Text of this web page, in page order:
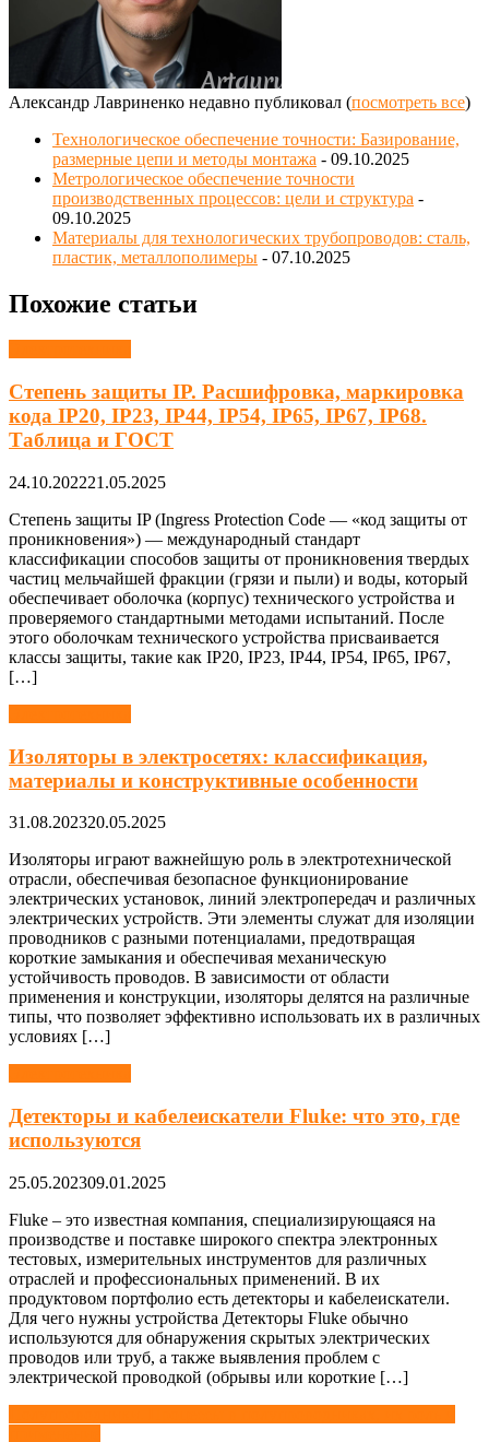
Александр Лавриненко недавно публиковал (посмотреть все)
Технологическое обеспечение точности: Базирование,
размерные цепи и методы монтажа - 09.10.2025
Метрологическое обеспечение точности
производственных процессов: цели и структура -
09.10.2025
Материалы для технологических трубопроводов: сталь,
пластик, металлополимеры - 07.10.2025
Похожие статьи
Степень защиты IP. Расшифровка, маркировка
кода IP20, IP23, IP44, IP54, IP65, IP67, IP68.
Таблица и ГОСТ
24.10.202221.05.2025
Степень защиты IP (Ingress Protection Code — «код защиты от
проникновения») — международный стандарт
классификации способов защиты от проникновения твердых
частиц мельчайшей фракции (грязи и пыли) и воды, который
обеспечивает оболочка (корпус) технического устройства и
проверяемого стандартными методами испытаний. После
этого оболочкам технического устройства присваивается
классы защиты, такие как IP20, IP23, IP44, IP54, IP65, IP67,
[…]
Изоляторы в электросетях: классификация,
материалы и конструктивные особенности
31.08.202320.05.2025
Изоляторы играют важнейшую роль в электротехнической
отрасли, обеспечивая безопасное функционирование
электрических установок, линий электропередач и различных
электрических устройств. Эти элементы служат для изоляции
проводников с разными потенциалами, предотвращая
короткие замыкания и обеспечивая механическую
устойчивость проводов. В зависимости от области
применения и конструкции, изоляторы делятся на различные
типы, что позволяет эффективно использовать их в различных
условиях […]
Детекторы и кабелеискатели Fluke: что это, где
используются
25.05.202309.01.2025
Fluke – это известная компания, специализирующаяся на
производстве и поставке широкого спектра электронных
тестовых, измерительных инструментов для различных
отраслей и профессиональных применений. В их
продуктовом портфолио есть детекторы и кабелеискатели.
Для чего нужны устройства Детекторы Fluke обычно
используются для обнаружения скрытых электрических
проводов или труб, а также выявления проблем с
электрической проводкой (обрывы или короткие […]
Навигация